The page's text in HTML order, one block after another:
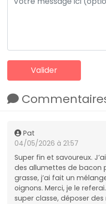
Pat
04/05/2026 à 21:57
Super fin et savoureux.
des allumettes de bacon
grasse, j’ai fait un
oignons. Merci, je le
super classe, déposer